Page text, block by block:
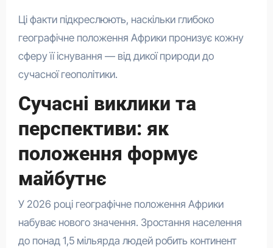
Ці факти підкреслюють, наскільки глибоко
географічне положення Африки пронизує кожну
сферу її існування — від дикої природи до
сучасної геополітики.
Сучасні виклики та
перспективи: як
положення формує
майбутнє
У 2026 році географічне положення Африки
набуває нового значення. Зростання населення
до понад 1,5 мільярда людей робить континент